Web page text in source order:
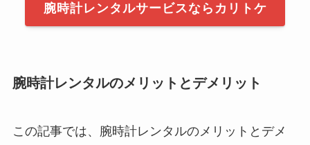
腕時計レンタルサービスならカリトケ
腕時計レンタルのメリットとデメリット
この記事では、腕時計レンタルのメリットとデメ